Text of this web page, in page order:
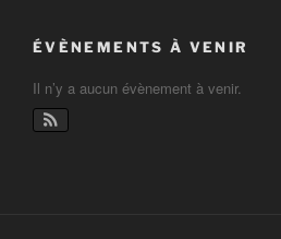
ÉVÈNEMENTS À VENIR
Il n’y a aucun évènement à venir.